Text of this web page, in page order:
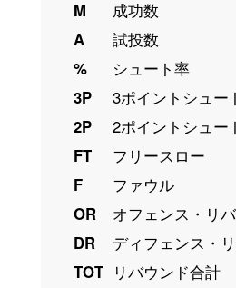
M
成功数
A
試投数
%
シュート率
3P
3ポイントシュー
2P
2ポイントシュー
FT
フリースロー
F
ファウル
OR
オフェンス・リ
DR
ディフェンス・
TOT リバウンド合計